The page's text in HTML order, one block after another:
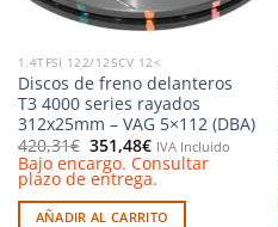
1.4TFSI 122/125CV 12<
Discos de freno delanteros
T3 4000 series rayados
312x25mm – VAG 5×112 (DBA)
420,31€ El
precio
original
era:
420,31€.
351,48€El
precio
actual
es:
351,48€.
IVA Incluido
Bajo encargo. Consultar
plazo de entrega.
AÑADIR AL CARRITO